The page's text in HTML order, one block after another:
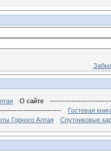
О сайте
Гостевая
Горного Алтая Спутниковые